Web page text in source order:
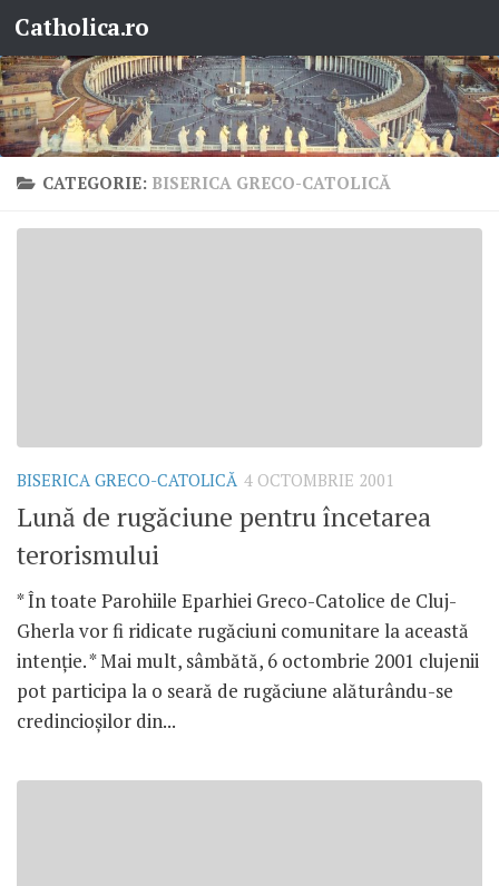
Skip to content
Catholica.ro
CATEGORIE: BISERICA GRECO-CATOLICĂ
BISERICA GRECO-CATOLICĂ 4 OCTOMBRIE 2001
Lună de rugăciune pentru încetarea
terorismului
* În toate Parohiile Eparhiei Greco-Catolice de Cluj-
Gherla vor fi ridicate rugăciuni comunitare la această
intenţie. * Mai mult, sâmbătă, 6 octombrie 2001 clujenii
pot participa la o seară de rugăciune alăturându-se
credincioşilor din...